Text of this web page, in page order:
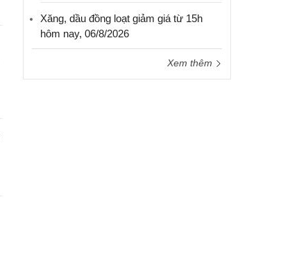
Xăng, dầu đồng loạt giảm giá từ 15h
hôm nay, 06/8/2026
Xem thêm